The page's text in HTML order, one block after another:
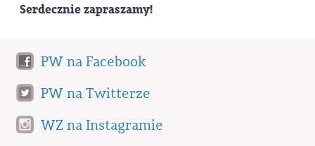
Serdecznie zapraszamy!
PW na Facebook
PW na Twitterze
WZ na Instagramie